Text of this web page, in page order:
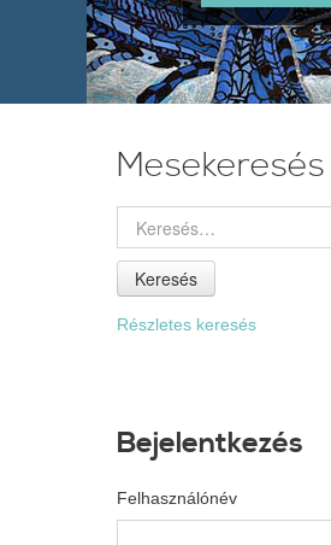
Mesekeresés
Keresés
Részletes keresés
Bejelentkezés
Felhasználónév